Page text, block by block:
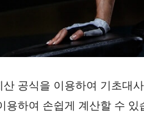
산 공식을 이용하여 기초대
용하여 손쉽게 계산할 수 있